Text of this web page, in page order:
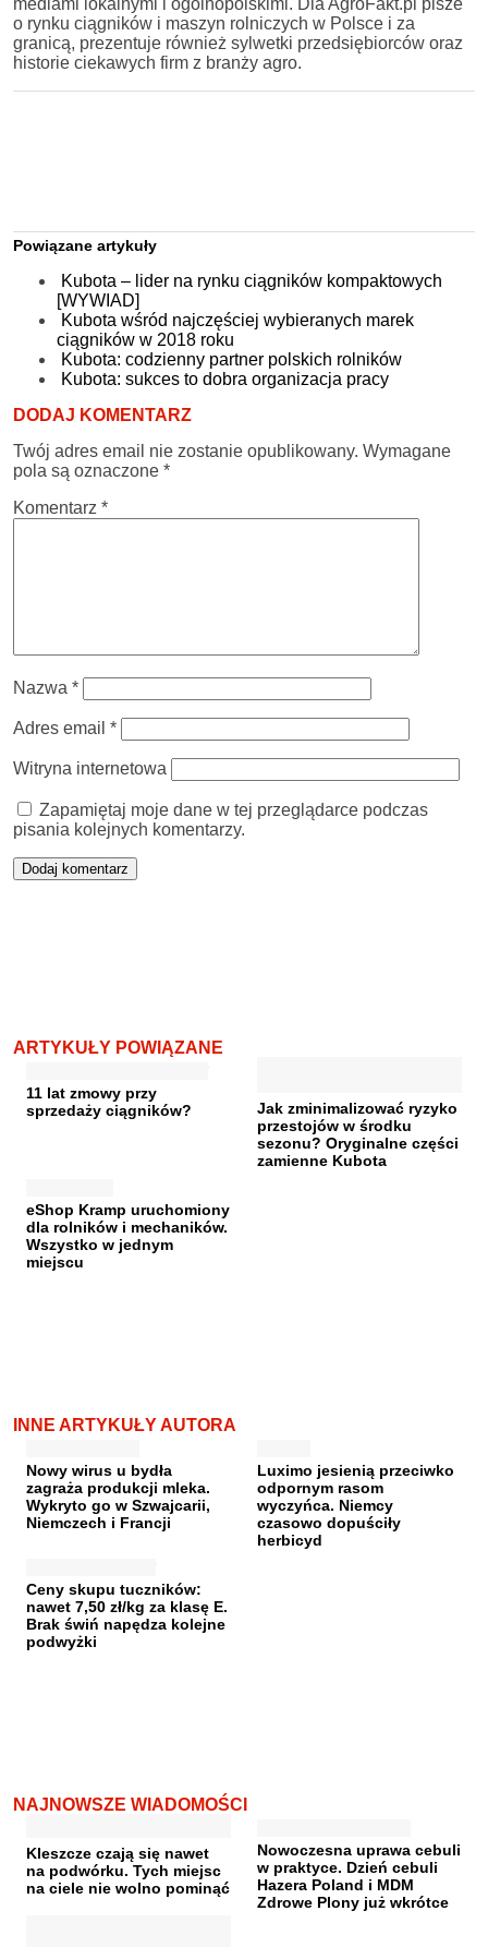
mediami lokalnymi i ogólnopolskimi. Dla AgroFakt.pl pisze
o rynku ciągników i maszyn rolniczych w Polsce i za
granicą, prezentuje również sylwetki przedsiębiorców oraz
historie ciekawych firm z branży agro.
Powiązane artykuły
Kubota – lider na rynku ciągników kompaktowych
[WYWIAD]
Kubota wśród najczęściej wybieranych marek
ciągników w 2018 roku
Kubota: codzienny partner polskich rolników
Kubota: sukces to dobra organizacja pracy
DODAJ KOMENTARZ
Twój adres email nie zostanie opublikowany. Wymagane
pola są oznaczone *
Komentarz *
Nazwa *
Adres email *
Witryna internetowa
Zapamiętaj moje dane w tej przeglądarce podczas
pisania kolejnych komentarzy.
ARTYKUŁY POWIĄZANE
11 lat zmowy przy
sprzedaży ciągników?
Jak zminimalizować ryzyko
przestojów w środku
sezonu? Oryginalne części
zamienne Kubota
eShop Kramp uruchomiony
dla rolników i mechaników.
Wszystko w jednym
miejscu
INNE ARTYKUŁY AUTORA
Nowy wirus u bydła
zagraża produkcji mleka.
Wykryto go w Szwajcarii,
Niemczech i Francji
Luximo jesienią przeciwko
odpornym rasom
wyczyńca. Niemcy
czasowo dopuściły
herbicyd
Ceny skupu tuczników:
nawet 7,50 zł/kg za klasę E.
Brak świń napędza kolejne
podwyżki
NAJNOWSZE WIADOMOŚCI
Kleszcze czają się nawet
na podwórku. Tych miejsc
na ciele nie wolno pominąć
Nowoczesna uprawa cebuli
w praktyce. Dzień cebuli
Hazera Poland i MDM
Zdrowe Plony już wkrótce